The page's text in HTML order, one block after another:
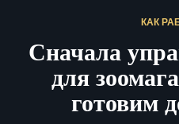
КАК
Сначала
для
готовим